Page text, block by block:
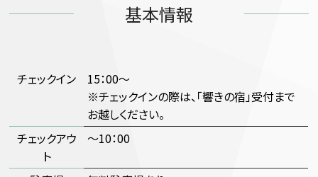
基本情報
チェックイン
15：00～
※チェックインの際は、「響きの宿」受付まで
お越しください。
チェックアウ
ト
～10：00